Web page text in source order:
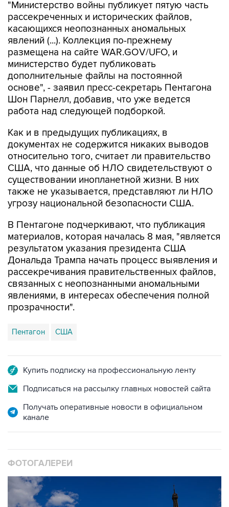
касающихся неопознанных аномальных
явлений (...). Коллекция по-прежнему
размещена на сайте WAR.GOV/UFO, и
министерство будет публиковать
дополнительные файлы на постоянной
основе", - заявил пресс-секретарь Пентагона
Шон Парнелл, добавив, что уже ведется
работа над следующей подборкой.
Как и в предыдущих публикациях, в
относительно того, считает ли правительство
США, что данные об НЛО свидетельствуют о
существовании инопланетной жизни. В них
также не указывается, представляют ли НЛО
угрозу национальной безопасности США.
В Пентагоне подчеркивают, что публикация
результатом указания президента США
Дональда Трампа начать процесс выявления и
рассекречивания правительственных файлов,
связанных с неопознанными аномальными
явлениями, в интересах обеспечения полной
прозрачности".
Пентагон США
Подписаться на рассылку главных новостей сайта
Получать оперативные новости в официальном